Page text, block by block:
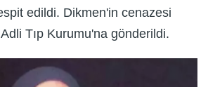
edildi. Dikmen'in cenazesi
Tıp Kurumu'na gönderildi.